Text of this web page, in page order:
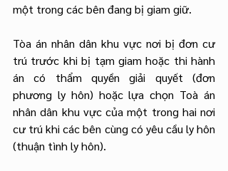
một trong các bên đang bị giam giữ.
Tòa án nhân dân khu vực nơi bị đơn cư
trú trước khi bị tạm giam hoặc thi hành
án có thẩm quyền giải quyết (đơn
phương ly hôn) hoặc lựa chọn Toà án
nhân dân khu vực của một trong hai nơi
cư trú khi các bên cùng có yêu cầu ly hôn
(thuận tình ly hôn).